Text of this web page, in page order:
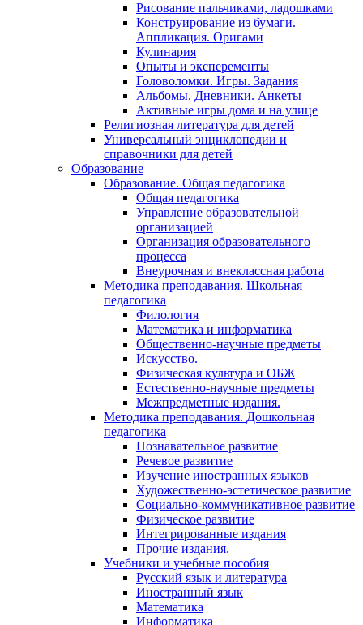
Рисование пальчиками, ладошками
Конструирование из бумаги.
Аппликация. Оригами
Кулинария
Опыты и эксперементы
Головоломки. Игры. Задания
Альбомы. Дневники. Анкеты
Активные игры дома и на улице
Религиозная литература для детей
Универсальный энциклопедии и
справочники для детей
Образование
Образование. Общая педагогика
Общая педагогика
Управление образовательной
организацией
Организация образовательного
процесса
Внеурочная и внеклассная работа
Методика преподавания. Школьная
педагогика
Филология
Математика и информатика
Общественно-научные предметы
Искусство.
Физическая культура и ОБЖ
Естественно-научные предметы
Межпредметные издания.
Методика преподавания. Дошкольная
педагогика
Познавательное развитие
Речевое развитие
Изучение иностранных языков
Художественно-эстетическое развитие
Социально-коммуникативное развитие
Физическое развитие
Интегрированные издания
Прочие издания.
Учебники и учебные пособия
Русский язык и литература
Иностранный язык
Математика
Информатика